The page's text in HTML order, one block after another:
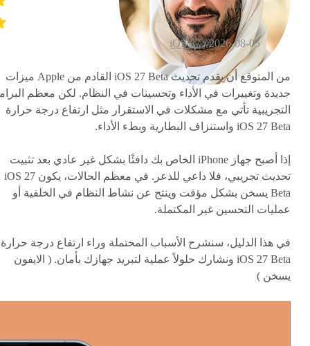
2026-08-05 /
iOS 27
من المتوقع أن يقدم تحديث iOS 27 Beta القادم من Apple ميزات
جديدة وتغييرات في الأداء وتحسينات في النظام. لكن معظم
التجريبية تأتي مع مشكلات في الاستقرار مثل ارتفاع درجة حرارة
iOS 27 Beta واستنزاف البطارية وبطء الأداء.
إذا أصبح جهاز iPhone الخاص بك دافئًا بشكل غير عادي بعد تثبيت
تحديث تجريبي، فلا داعي للذعر. في معظم الحالات، يكون iOS 27
Beta يسخن بشكل مؤقت وينتج عن نشاط النظام في الخلفية أو
عمليات التحسين غير المكتملة.
في هذا الدليل، سنشرح الأسباب المحتملة وراء ارتفاع درجة حرارة
iOS 27 Beta ونشارك حلولاً عملية لتبريد جهازك بأمان. ( الايفون
يسخن )